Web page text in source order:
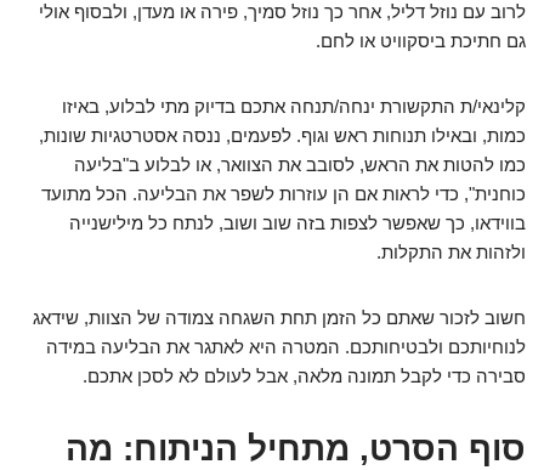
לרוב עם נוזל דליל, אחר כך נוזל סמיך, פירה או מעדן, ולבסוף אולי
גם חתיכת ביסקוויט או לחם.
קלינאי/ת התקשורת ינחה/תנחה אתכם בדיוק מתי לבלוע, באיזו
כמות, ובאילו תנוחות ראש וגוף. לפעמים, ננסה אסטרטגיות שונות,
כמו להטות את הראש, לסובב את הצוואר, או לבלוע ב"בליעה
כוחנית", כדי לראות אם הן עוזרות לשפר את הבליעה. הכל מתועד
בווידאו, כך שאפשר לצפות בזה שוב ושוב, לנתח כל מילישנייה
ולזהות את התקלות.
חשוב לזכור שאתם כל הזמן תחת השגחה צמודה של הצוות, שידאג
לנוחיותכם ולבטיחותכם. המטרה היא לאתגר את הבליעה במידה
סבירה כדי לקבל תמונה מלאה, אבל לעולם לא לסכן אתכם.
סוף הסרט, מתחיל הניתוח: מה